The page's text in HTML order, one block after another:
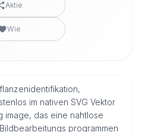
Aktie
Wie
im nativen SVG Vektor
image, das eine nahtlose
programmen